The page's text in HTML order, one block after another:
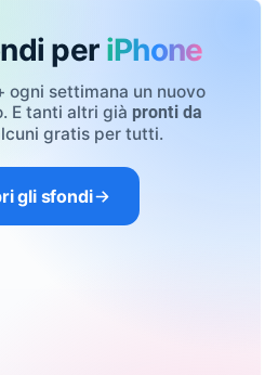
per iPhone
ogni settimana un nuovo
E tanti altri già pronti da
gratis per tutti.
gli sfondi